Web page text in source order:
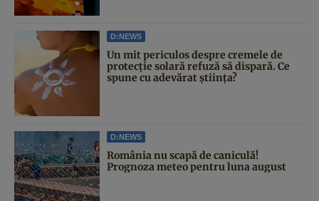
D:NEWS
Un mit periculos despre cremele de
protecție solară refuză să dispară. Ce
spune cu adevărat știința?
D:NEWS
România nu scapă de caniculă!
Prognoza meteo pentru luna august